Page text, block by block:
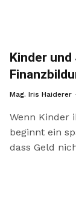
Kinder
Mag. Iris Haiderer
Wenn Kinder
beginnt ein
dass Geld